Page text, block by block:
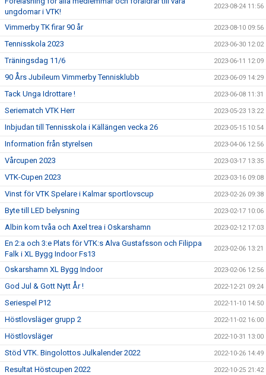
ungdomar i VTK!
2023-08-24 11:56
Vimmerby TK firar 90 år 2023-08-10 09:56
Tennisskola 2023 2023-06-30 12:02
Träningsdag 11/6 2023-06-11 12:09
90 Års Jubileum Vimmerby Tennisklubb 2023-06-09 14:29
Tack Unga Idrottare ! 2023-06-08 11:31
Seriematch VTK Herr 2023-05-23 13:22
Inbjudan till Tennisskola i Källängen vecka 26 2023-05-15 10:54
Information från styrelsen 2023-04-06 12:56
Vårcupen 2023 2023-03-17 13:35
VTK-Cupen 2023 2023-03-16 09:08
Vinst för VTK Spelare i Kalmar sportlovscup 2023-02-26 09:38
Byte till LED belysning 2023-02-17 10:06
Albin kom tvåa och Axel trea i Oskarshamn 2023-02-12 17:03
En 2:a och 3:e Plats för VTK:s Alva Gustafsson och Filippa
Falk i XL Bygg Indoor Fs13
2023-02-06 13:21
Oskarshamn XL Bygg Indoor 2023-02-06 12:56
God Jul & Gott Nytt År ! 2022-12-21 09:24
Seriespel P12 2022-11-10 14:50
Höstlovsläger grupp 2 2022-11-02 16:00
Höstlovsläger 2022-10-31 13:00
Stöd VTK. Bingolottos Julkalender 2022 2022-10-26 14:49
Resultat Höstcupen 2022 2022-10-25 21:42